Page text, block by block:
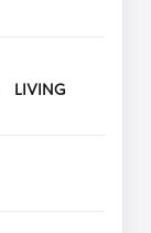
LIVING